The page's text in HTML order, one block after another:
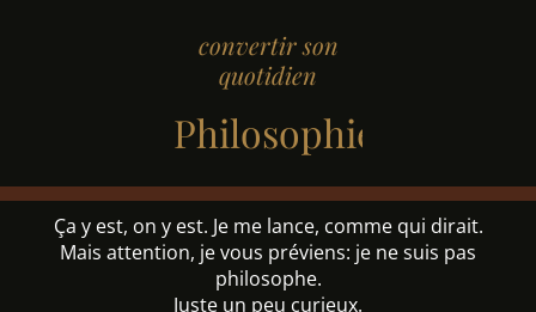
convertir son
quotidien
Philosophie
Ça y est, on y est. Je me lance, comme qui dirait.
Mais attention, je vous préviens: je ne suis pas
philosophe.
Juste un peu curieux.